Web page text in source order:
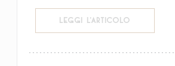
LEGGI L'ARTICOLO